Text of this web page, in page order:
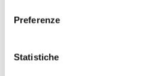
Preferenze
Statistiche
arrow_back